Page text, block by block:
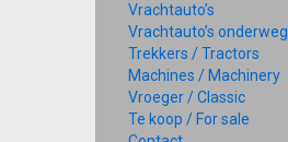
Vrachtauto’s
Vrachtauto’s onderweg
Trekkers / Tractors
Machines / Machinery
Vroeger / Classic
Te koop / For sale